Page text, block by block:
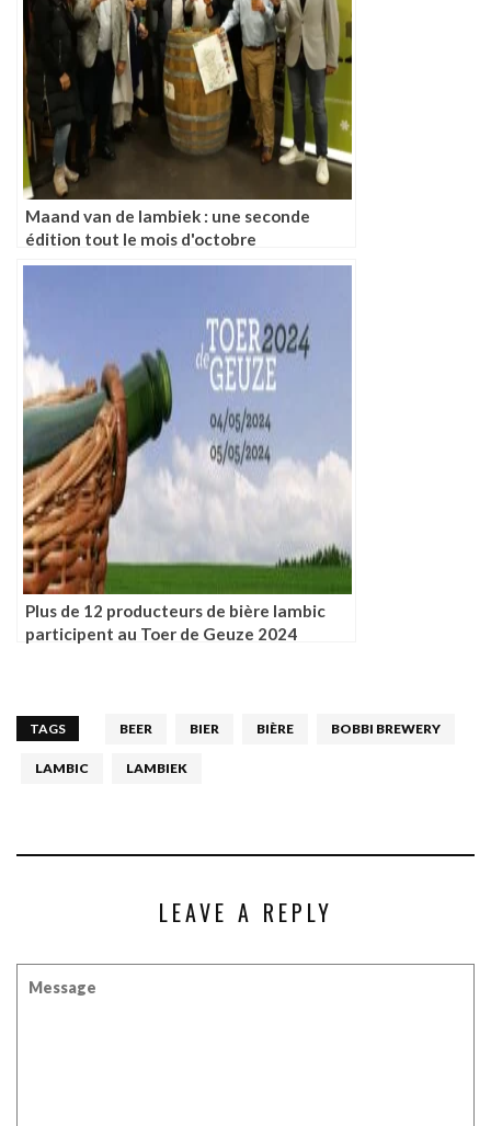
Maand van de lambiek : une seconde
édition tout le mois d'octobre
Plus de 12 producteurs de bière lambic
participent au Toer de Geuze 2024
TAGS BEER BIER BIÈRE BOBBI BREWERY
LAMBIC LAMBIEK
LEAVE A REPLY